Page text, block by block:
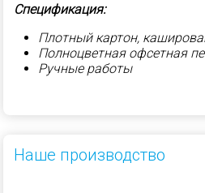
Спецификация:
Плотный картон,
Полноцветная офсетная
Ручные работы
Наше производство